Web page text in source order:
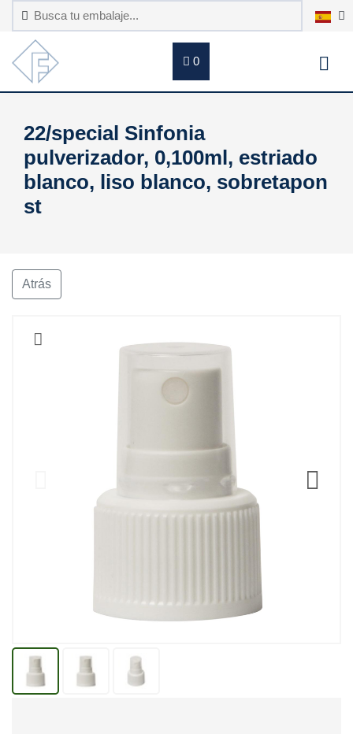
0
22/special Sinfonia
pulverizador, 0,100ml, estriado
blanco, liso blanco, sobretapon
st
Atrás